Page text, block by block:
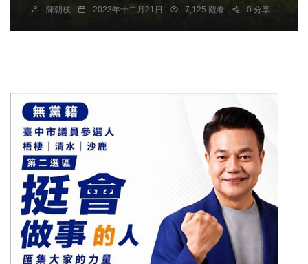
陳朝枝 2023年十二月21日 7,125 觀看 0 分享